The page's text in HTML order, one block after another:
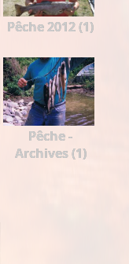
Pêche 2012 (1)
Pêche -
Archives (1)